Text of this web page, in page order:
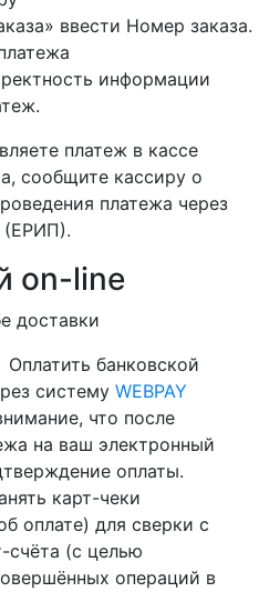
ввести Номер заказа.
информации
платеж в кассе
сообщите кассиру о
платежа через
(ЕРИП).
on-line
доставки
Оплатить банковской
систему WEBPAY
что после
на ваш электронный
оплаты.
карт-чеки
оплате) для сверки с
счёта (с целью
операций в